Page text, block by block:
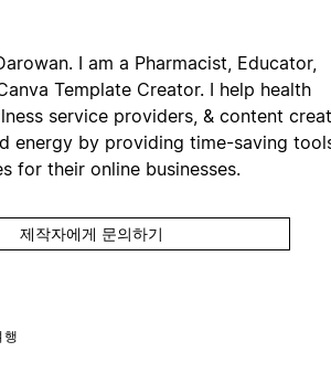
I am a Pharmacist, Educator,
Template Creator. I help health
service providers, & content
energy by providing time-saving
for their online businesses.
제작자에게 문의하기
행